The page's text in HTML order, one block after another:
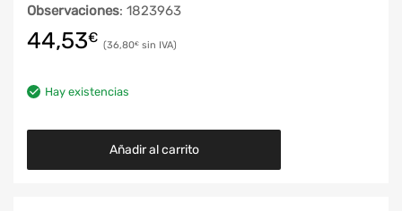
Observaciones: 1823963
44,53€ 36,80€
Hay existencias
Añadir al carrito